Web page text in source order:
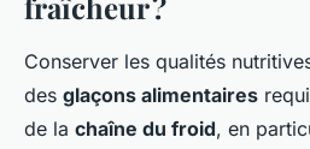
Conserver les qualités
des glaçons alimentaires
de la chaîne du froid, en